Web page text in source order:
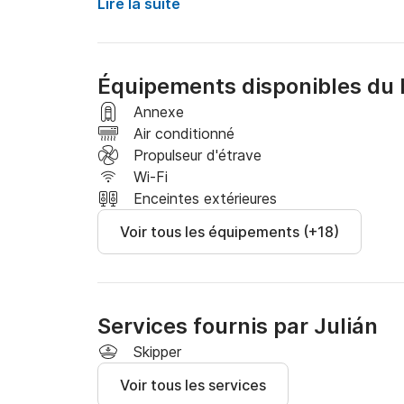
Il dispose de deux cabines intérieures avec
Une escapade romantique, une fête entre
expérience unique et inoubliable pour
Attention, les permis pour les eaux
bateaux un permis bateau est requis, valable
Attention, les permis pour les eaux
bateaux un permis bateau est requis, valable
Lire la suite
Équipements disponibles du
Annexe
Air conditionné
Propulseur d'étrave
Wi-Fi
Enceintes extérieures
Voir tous les équipements (+18)
Services fournis par Julián
Skipper
Voir tous les services